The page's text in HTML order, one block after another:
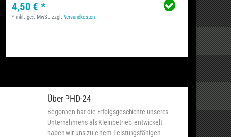
4,50 € *
* inkl. ges. MwSt. zzgl. Versandkosten *inkl.
Über PHD-24
Begonnen hat die Erfolgsgeschichte unseres
Unternehmens als Kleinbetrieb, entwickelt
haben wir uns zu einem Leistungsfähigen